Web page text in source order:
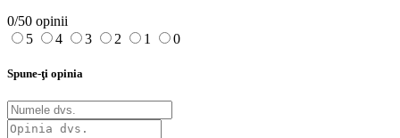
0/50 opinii
5
4 3 2 1 0
Spune-ţi opinia